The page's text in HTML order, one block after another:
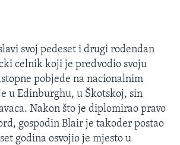
DRŽAVE
svoj pedeset i drugi rodendan
celnik koji je predvodio svoju
pobjede na nacionalnim
u Edinburghu, u Škotskoj, sin
Nakon što je diplomirao pravo
gospodin Blair je takoder postao
godina osvojio je mjesto u